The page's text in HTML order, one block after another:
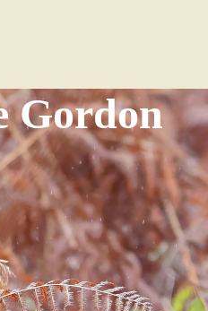
Gordon